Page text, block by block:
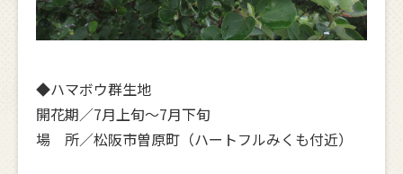
◆ハマボウ群生地
開花期／7月上旬～7月下旬
場 所／松阪市曽原町（ハートフルみくも付近）